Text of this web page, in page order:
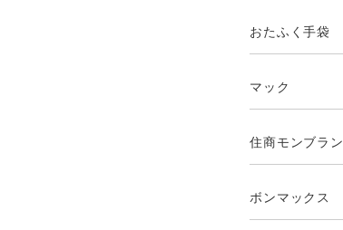
おたふく手袋
マック
住商モンブラン
ボンマックス